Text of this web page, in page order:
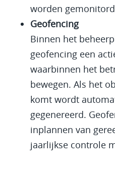
worden
Geofencing
Binnen het
geofencing een
waarbinnen het
bewegen. Als het
komt wordt
gegenereerd.
inplannen van
jaarlijkse controle